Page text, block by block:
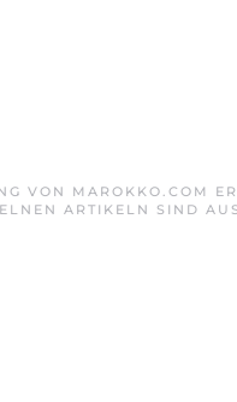
VON MAROKKO.COM
ARTIKELN SIND